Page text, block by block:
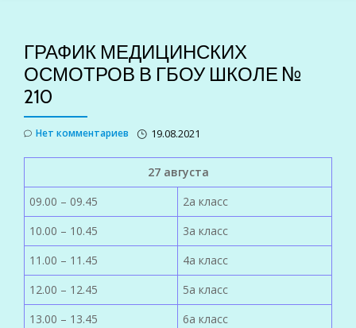
ГРАФИК МЕДИЦИНСКИХ
ОСМОТРОВ В ГБОУ ШКОЛЕ №
210
19.08.2021
Нет комментариев
27 августа
09.00 – 09.45
2а класс
10.00 – 10.45
3а класс
11.00 – 11.45
4а класс
12.00 – 12.45
5а класс
13.00 – 13.45
6а класс